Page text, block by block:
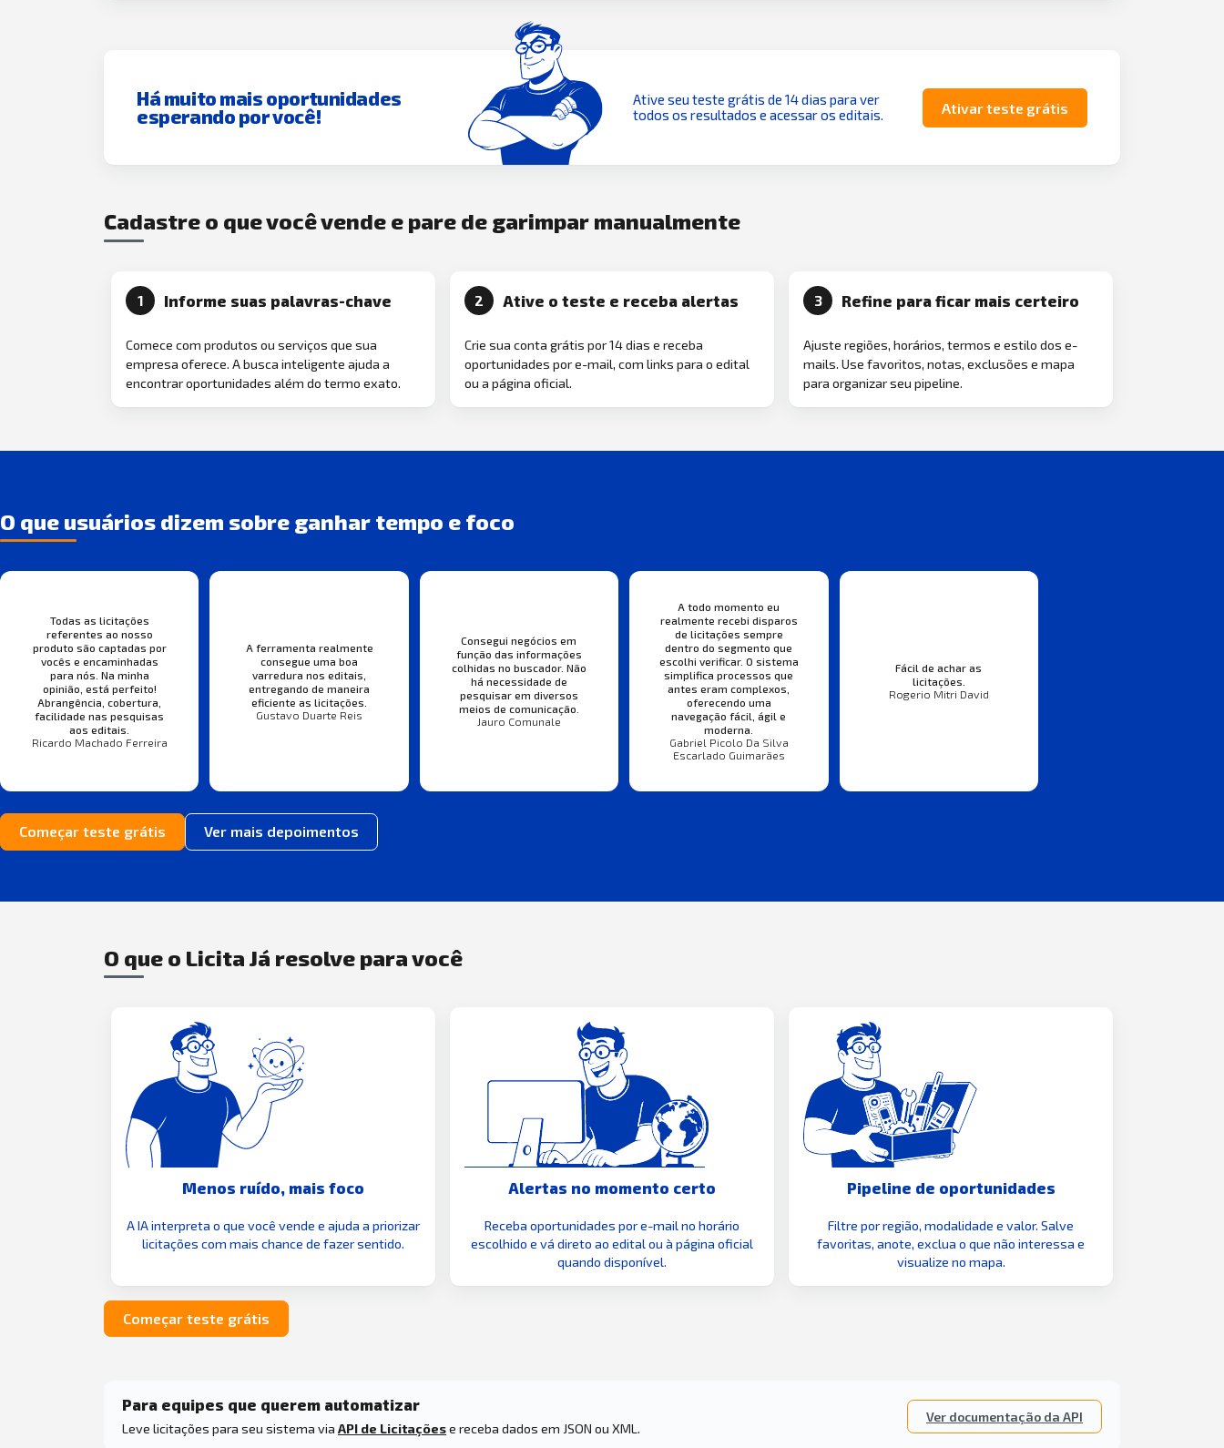
Há muito mais oportunidades
esperando por você!
Ative seu teste grátis de 14 dias para ver
todos os resultados e acessar os editais.
Ativar teste grátis
Cadastre o que você vende e pare de garimpar manualmente
1 Informe suas palavras-chave
Comece com produtos ou serviços que sua
empresa oferece. A busca inteligente ajuda a
encontrar oportunidades além do termo exato.
2 Ative o teste e receba alertas
Crie sua conta grátis por 14 dias e receba
oportunidades por e-mail, com links para o edital
ou a página oficial.
3 Refine para ficar mais certeiro
Ajuste regiões, horários, termos e estilo dos e-
mails. Use favoritos, notas, exclusões e mapa
para organizar seu pipeline.
O que usuários dizem sobre ganhar tempo e foco
Todas as licitações
referentes ao nosso
produto são captadas por
vocês e encaminhadas
para nós. Na minha
opinião, está perfeito!
Abrangência, cobertura,
facilidade nas pesquisas
aos editais.
Ricardo Machado Ferreira
A ferramenta realmente
consegue uma boa
varredura nos editais,
entregando de maneira
eficiente as licitações.
Gustavo Duarte Reis
Consegui negócios em
função das informações
colhidas no buscador. Não
há necessidade de
pesquisar em diversos
meios de comunicação.
Jauro Comunale
A todo momento eu
realmente recebi disparos
de licitações sempre
dentro do segmento que
escolhi verificar. O sistema
simplifica processos que
antes eram complexos,
oferecendo uma
navegação fácil, ágil e
moderna.
Gabriel Picolo Da Silva
Escarlado Guimarães
Fácil de achar as
licitações.
Rogerio Mitri David
Começar teste grátis Ver mais depoimentos
O que o Licita Já resolve para você
Menos ruído, mais foco
A IA interpreta o que você vende e ajuda a priorizar
licitações com mais chance de fazer sentido.
Alertas no momento certo
Receba oportunidades por e-mail no horário
escolhido e vá direto ao edital ou à página oficial
quando disponível.
Pipeline de oportunidades
Filtre por região, modalidade e valor. Salve
favoritas, anote, exclua o que não interessa e
visualize no mapa.
Começar teste grátis
Para equipes que querem automatizar
Leve licitações para seu sistema via API de Licitaçõese receba dados em JSON ou XML.
Ver documentação da API